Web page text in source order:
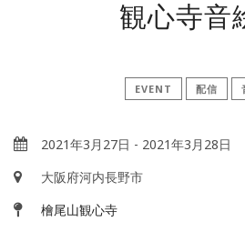
観心寺音
EVENT 配信
2021年3月27日 - 2021年3月28日
大阪府河内長野市
檜尾山観心寺